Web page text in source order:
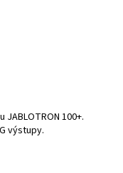
100+.
výstupy.